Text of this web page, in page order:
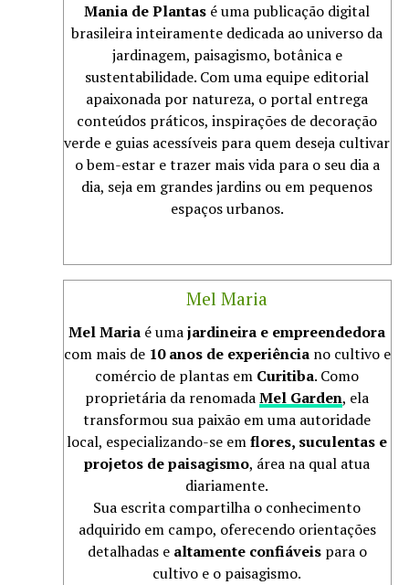
Mania de Plantas é uma publicação digital
brasileira inteiramente dedicada ao universo da
jardinagem, paisagismo, botânica e
sustentabilidade. Com uma equipe editorial
apaixonada por natureza, o portal entrega
conteúdos práticos, inspirações de decoração
verde e guias acessíveis para quem deseja cultivar
o bem-estar e trazer mais vida para o seu dia a
dia, seja em grandes jardins ou em pequenos
espaços urbanos.
Mel Maria
Mel Maria é umajardineira e empreendedora
com mais de 10 anos de experiênciano cultivo e
comércio de plantas em Curitiba. Como
proprietária da renomadaMel Garden, ela
transformou sua paixão em uma autoridade
local, especializando-se emflores, suculentas e
projetos de paisagismo, área na qual atua
diariamente.
Sua escrita compartilha o conhecimento
adquirido em campo, oferecendo orientações
detalhadas e altamente confiáveispara o
cultivo e o paisagismo.